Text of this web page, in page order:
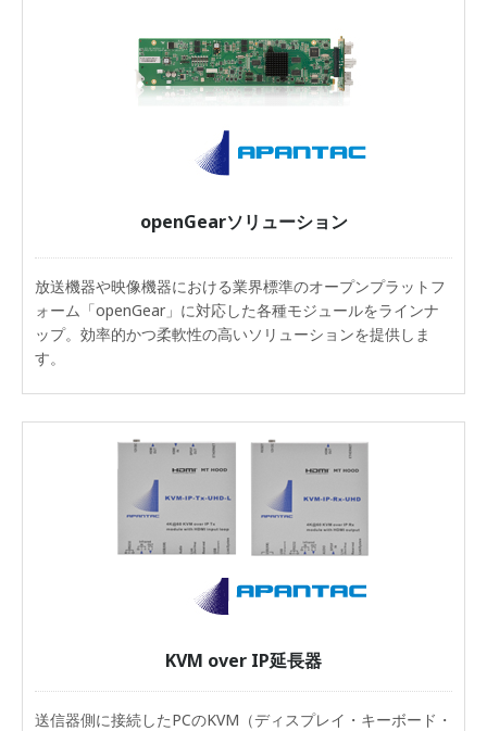
openGearソリューション
放送機器や映像機器における業界標準のオープンプラットフ
ォーム「openGear」に対応した各種モジュールをラインナ
ップ。効率的かつ柔軟性の高いソリューションを提供しま
す。
KVM over IP延長器
送信器側に接続したPCのKVM（ディスプレイ・キーボード・